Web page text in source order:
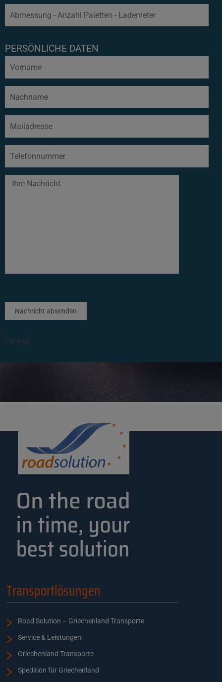
PERSÖNLICHE DATEN
[/group]
Transportlösungen
Road Solution – Griechenland Transporte
Service & Leistungen
Griechenland Transporte
Spedition für Griechenland